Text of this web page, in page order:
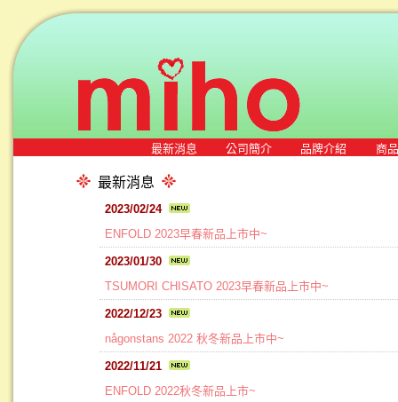
最新消息 公司簡介 品牌介紹 商
最新消息
2023/02/24
ENFOLD 2023早春新品上市中~
2023/01/30
TSUMORI CHISATO 2023早春新品上市中~
2022/12/23
någonstans 2022 秋冬新品上市中~
2022/11/21
ENFOLD 2022秋冬新品上市~